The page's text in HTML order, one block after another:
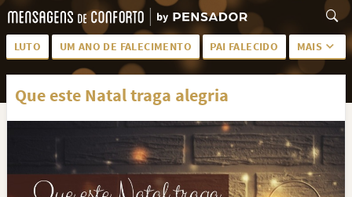
LUTO UM ANO DE FALECIMENTO PAI FALECIDO MAIS
LUTO PARA AMIGA PALAVRAS
DESCANSE EM PAZ
MEUS SENTIMENTOS PÊSAMES PARA AMIGO
FRASES DE LUTO PARA AMIGO FIM DE NAMORO
Que este Natal traga alegria